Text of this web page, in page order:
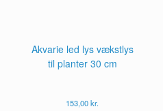
Akvarie led lys vækstlys
til planter 30 cm
153,00kr.